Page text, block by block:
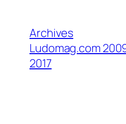
contenu
Archives
Ludomag.com
2017